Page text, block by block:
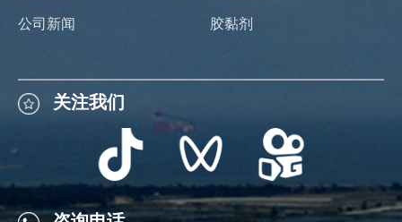
关注我们
公司新闻 胶黏剂
关注我们